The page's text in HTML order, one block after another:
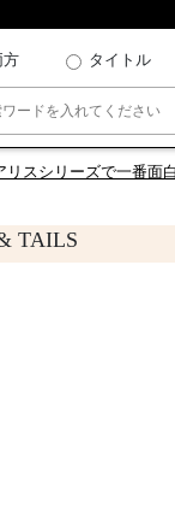
方 タイトル
リスシリーズで一番面
TAILS